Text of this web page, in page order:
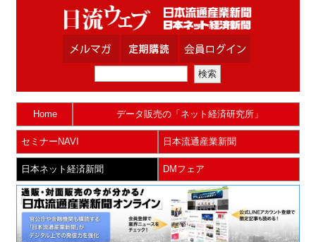
Home データ販売の「ネット経済研究所」
セミナーNAVI 日本流通産業新聞
日本ネット経済新聞 DMフェア